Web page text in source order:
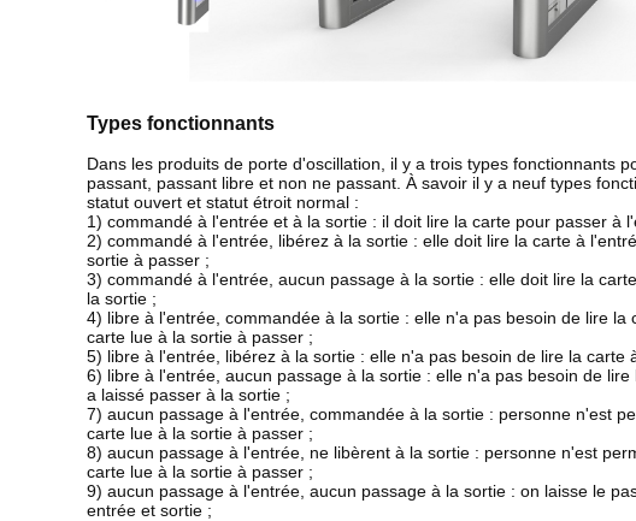
Types fonctionnants
Dans les produits de porte d'oscillation, il y a trois types fonctionnants
passant, passant libre et non ne passant. À savoir il y a neuf types
statut ouvert et statut étroit normal :
1) commandé à l'entrée et à la sortie : il doit lire la carte pour passer à
2) commandé à l'entrée, libérez à la sortie : elle doit lire la carte à
sortie à passer ;
3) commandé à l'entrée, aucun passage à la sortie : elle doit lire la
la sortie ;
4) libre à l'entrée, commandée à la sortie : elle n'a pas besoin de lire
carte lue à la sortie à passer ;
5) libre à l'entrée, libérez à la sortie : elle n'a pas besoin de lire la carte
6) libre à l'entrée, aucun passage à la sortie : elle n'a pas besoin de
a laissé passer à la sortie ;
7) aucun passage à l'entrée, commandée à la sortie : personne n'est
carte lue à la sortie à passer ;
8) aucun passage à l'entrée, ne libèrent à la sortie : personne n'est
carte lue à la sortie à passer ;
9) aucun passage à l'entrée, aucun passage à la sortie : on laisse le
entrée et sortie ;